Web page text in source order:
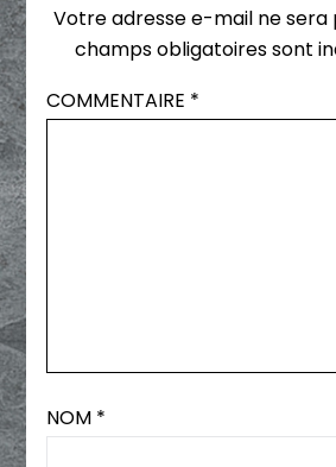
Votre adresse e-mail ne sera
champs obligatoires sont
COMMENTAIRE *
NOM *